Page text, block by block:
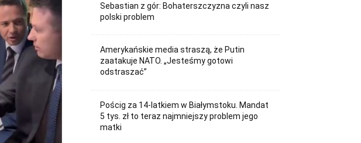
Sebastian z gór: Bohaterszczyzna czyli nasz
polski problem
Amerykańskie media straszą, że Putin
zaatakuje NATO. „Jesteśmy gotowi
odstraszać”
Pościg za 14-latkiem w Białymstoku. Mandat
5 tys. zł to teraz najmniejszy problem jego
matki